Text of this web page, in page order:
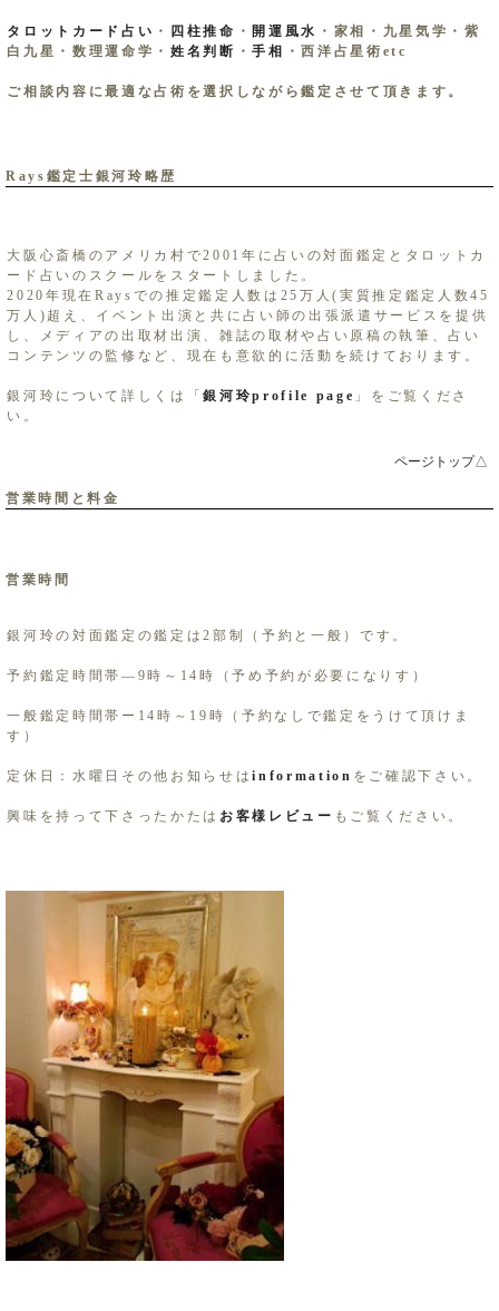
タロットカード占い ・ 四柱推命 ・ 開運風水 ・家相・九星気学・紫
白九星・数理運命学・ 姓名判断 ・手相 ・西洋占星術etc
ご相談内容に最適な占術を選択しながら鑑定させて頂きます。
Rays鑑定士銀河玲略歴
大阪心斎橋のアメリカ村で2001年に占いの対面鑑定とタロットカ
ード占いのスクールをスタートしました。
2020年現在Raysでの推定鑑定人数は25万人(実質推定鑑定人数45
万人)超え、イベント出演と共に占い師の出張派遣サービスを提供
し、メディアの出取材出演、雑誌の取材や占い原稿の執筆、占い
コンテンツの監修など、現在も意欲的に活動を続けております。
銀河玲について詳しくは「銀河玲profile page 」をご覧くださ
い。
ページトップ△
営業時間と料金
営業時間
銀河玲の対面鑑定の鑑定は2部制（予約と一般）です。
予約鑑定時間帯―9時～14時（予め予約が必要になりす）
一般鑑定時間帯ー14時～19時（予約なしで鑑定をうけて頂けま
す）
定休日：水曜日その他お知らせはinformation をご確認下さい。
興味を持って下さったかたは お客様レビュー もご覧ください。